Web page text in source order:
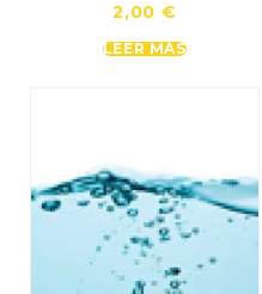
2,00 €
LEER MÁS